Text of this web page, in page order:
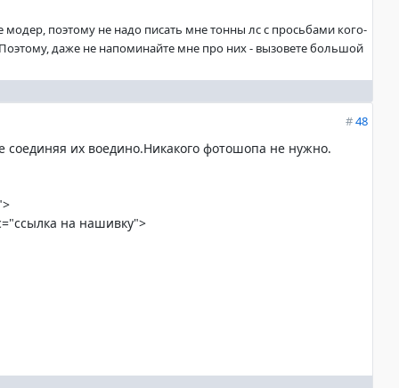
поэтому не надо писать мне тонны лс с просьбами кого-
даже не напоминайте мне про них - вызовете большой
#48
соединяя их воедино.Никакого фотошопа не нужно.
на нашивку">